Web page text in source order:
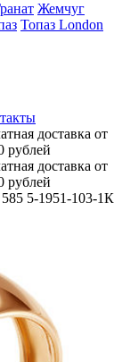
Жемчуг
Топаз London
доставка от
рублей
доставка от
рублей
5-1951-103-1К